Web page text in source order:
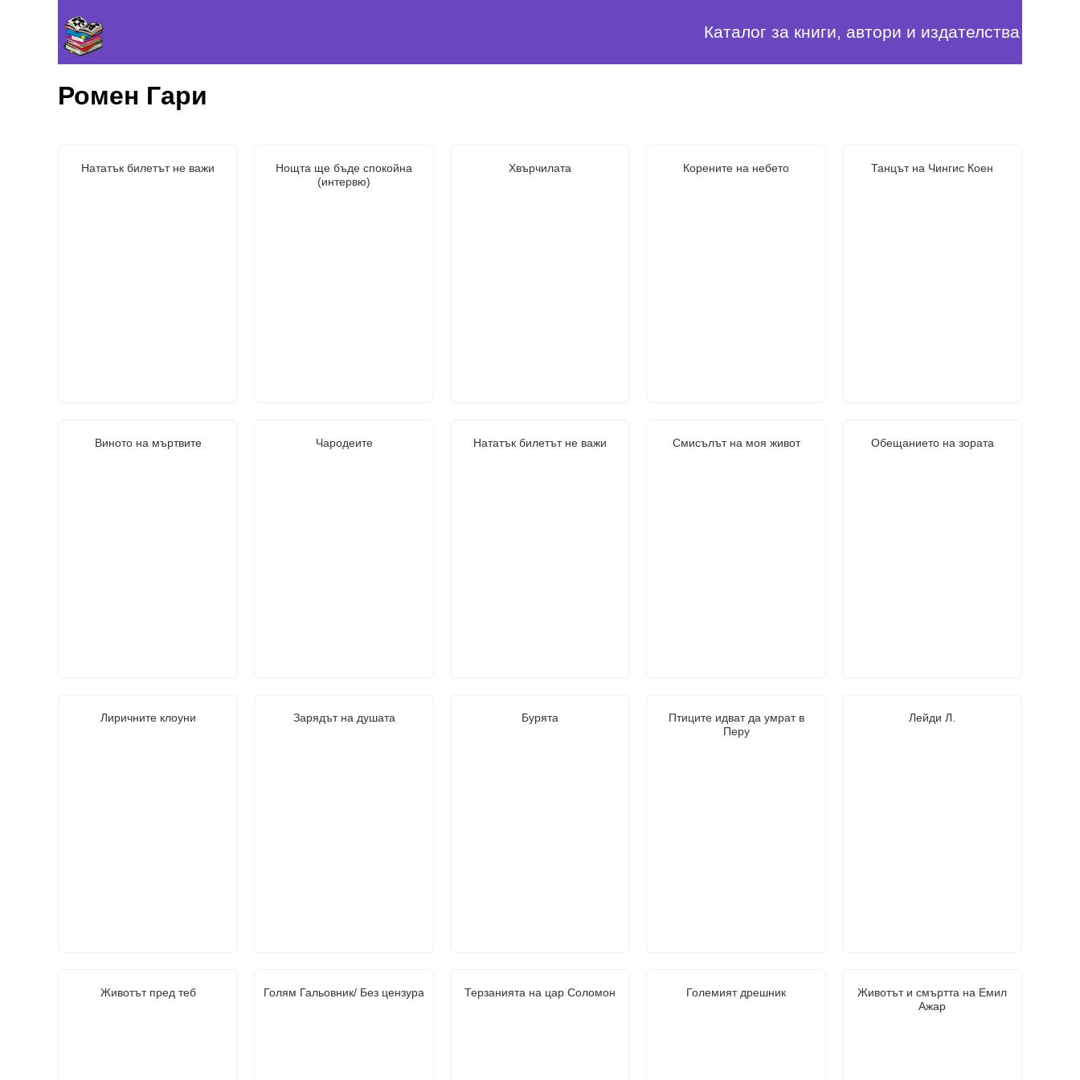
Каталог за книги, автори и издателства
Ромен Гари
Нататък билетът не важи
Нощта ще бъде спокойна
(интервю)
Хвърчилата Корените на небето Танцът на Чингис Коен
Виното на мъртвите Чародеите Нататък билетът не важи Смисълът на моя живот Обещанието на зората
Лиричните клоуни Зарядът на душата Бурята
Птиците идват да умрат в
Перу
Лейди Л.
Животът пред теб Голям Гальовник/ Без цензура Терзанията на цар Соломон Големият дрешник
Животът и смъртта на Емил
Ажар